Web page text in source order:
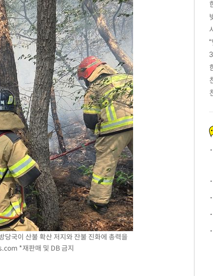
국이 산불 확산 저지와 잔불 진화에 총력을
*재판매 및 DB 금지